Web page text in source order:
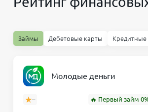
Займы Дебетовые карты Кредитные
Молодые деньги
– 🔥 Первый займ